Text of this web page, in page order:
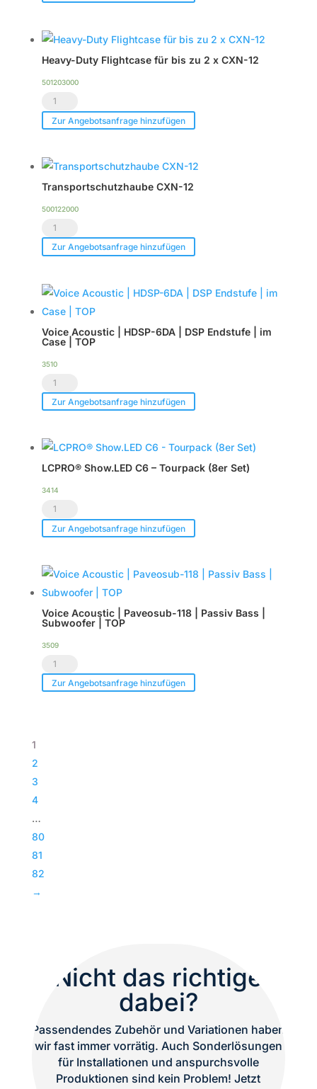
12
Menge
Heavy-Duty Flightcase für bis zu 2 x CXN-12
501203000
Heavy-
Duty
für
bis
zu
2
CXN-
Menge
Zur Angebotsanfrage hinzufügen
Transportschutzhaube CXN-12
500122000
Transportschutzhaube
CXN-
Menge
Zur Angebotsanfrage hinzufügen
Voice Acoustic | HDSP-6DA | DSP Endstufe | im
Case | TOP
3510
Voice
Acoustic
HDSP-
6DA
|
DSP
Endstufe
Case
Menge
Zur Angebotsanfrage hinzufügen
LCPRO® Show.LED C6 – Tourpack (8er Set)
3414
LCPRO®
Show.LED
-
Tourpack
(8er
Set)
Zur Angebotsanfrage hinzufügen
Voice Acoustic | Paveosub-118 | Passiv Bass |
Subwoofer | TOP
3509
Voice
Acoustic
Zur Angebotsanfrage hinzufügen
1
2
3
4
…
80
81
82
→
Nicht das richtige
dabei?
Passendendes Zubehör und Variationen haben
wir fast immer vorrätig. Auch Sonderlösungen
für Installationen und anspurchsvolle
Produktionen sind kein Problem! Jetzt